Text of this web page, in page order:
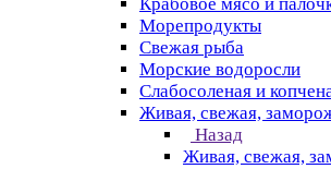
Морепродукты
Свежая рыба
Морские водоросли
Слабосоленая и
Живая, свежая,
Назад
Живая, свежая,